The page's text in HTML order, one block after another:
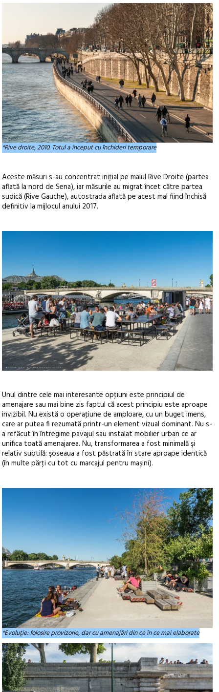
*Rive droite, 2010. Totul a început cu închideri temporare
Aceste măsuri s-au concentrat iniţial pe malul Rive Droite (partea
aflată la nord de Sena), iar măsurile au migrat încet către partea
sudică (Rive Gauche), autostrada aflată pe acest mal fiind închisă
definitiv la mijlocul anului 2017.
Unul dintre cele mai interesante opţiuni este principiul de
amenajare sau mai bine zis faptul că acest principiu este aproape
invizibil. Nu există o operaţiune de amploare, cu un buget imens,
care ar putea fi rezumată printr-un element vizual dominant. Nu s-
a refăcut în întregime pavajul sau instalat mobilier urban ce ar
unifica toată amenajarea. Nu, transformarea a fost minimală şi
relativ subtilă: şoseaua a fost păstrată în stare aproape identică
(în multe părţi cu tot cu marcajul pentru maşini).
*Evoluție: folosire provizorie, dar cu amenajări din ce în ce mai elaborate